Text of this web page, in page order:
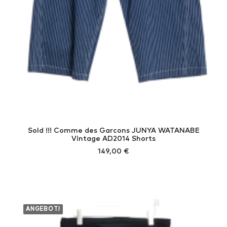
Sold !!! Comme des Garcons JUNYA WATANABE
Vintage AD2014 Shorts
149,00 €
ANGEBOT!